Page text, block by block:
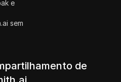
e
sem
de